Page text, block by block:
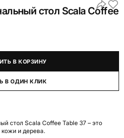
стол Scala Coffee
В КОРЗИНУ
В ОДИН КЛИК
стол Scala Coffee Table 37 – это
и дерева.